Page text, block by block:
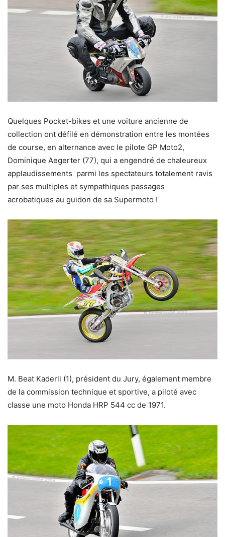
Quelques Pocket-bikes et une voiture ancienne de
collection ont défilé en démonstration entre les montées
de course, en alternance avec le pilote GP Moto2,
Dominique Aegerter (77), qui a engendré de chaleureux
applaudissements parmi les spectateurs totalement ravis
par ses multiples et sympathiques passages
acrobatiques au guidon de sa Supermoto !
M. Beat Kaderli (1), président du Jury, également membre
de la commission technique et sportive, a piloté avec
classe une moto Honda HRP 544 cc de 1971.